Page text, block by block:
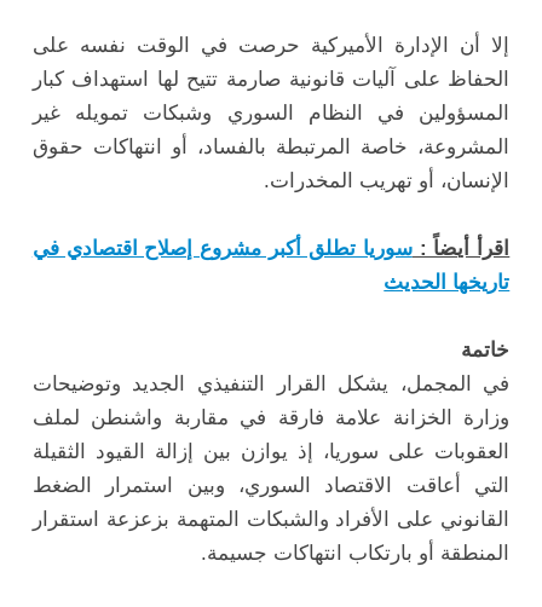
إلا أن الإدارة الأميركية حرصت في الوقت نفسه على
الحفاظ على آليات قانونية صارمة تتيح لها استهداف كبار
المسؤولين في النظام السوري وشبكات تمويله غير
المشروعة، خاصة المرتبطة بالفساد، أو انتهاكات حقوق
الإنسان، أو تهريب المخدرات.
اقرأ أيضاً :سوريا تطلق أكبر مشروع إصلاح اقتصادي في
تاريخها الحديث
خاتمة
في المجمل، يشكل القرار التنفيذي الجديد وتوضيحات
وزارة الخزانة علامة فارقة في مقاربة واشنطن لملف
العقوبات على سوريا، إذ يوازن بين إزالة القيود الثقيلة
التي أعاقت الاقتصاد السوري، وبين استمرار الضغط
القانوني على الأفراد والشبكات المتهمة بزعزعة استقرار
المنطقة أو بارتكاب انتهاكات جسيمة.